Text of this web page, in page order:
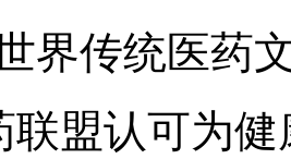
界传统医药
联盟认可为